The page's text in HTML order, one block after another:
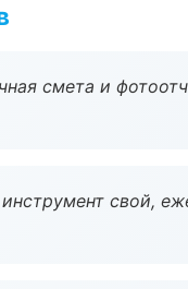
смета и
свой,